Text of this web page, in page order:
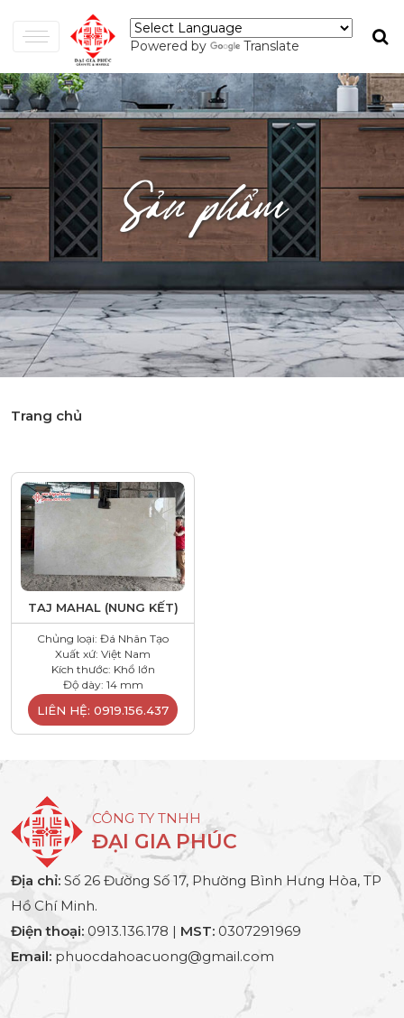
Powered by Translate
Sản phẩm
Trang chủ
TAJ MAHAL (NUNG KẾT)
Chủng loại: Đá Nhân Tạo
Xuất xứ: Việt Nam
Kích thước: Khổ lớn
Độ dày: 14 mm
LIÊN HỆ: 0919.156.437
CÔNG TY TNHH
ĐẠI GIA PHÚC
Địa chỉ: Số 26 Đường Số 17, Phường Bình Hưng Hòa, TP
Hồ Chí Minh.
Điện thoại: 0913.136.178 | MST: 0307291969
Email: phuocdahoacuong@gmail.com